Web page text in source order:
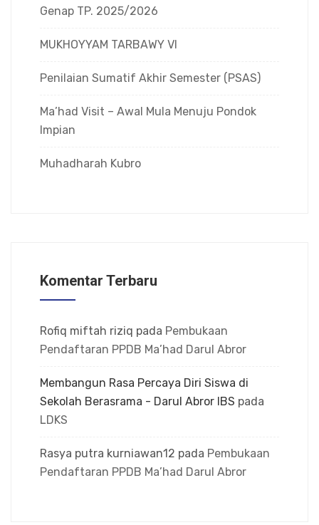
Genap TP. 2025/2026
MUKHOYYAM TARBAWY VI
Penilaian Sumatif Akhir Semester (PSAS)
Ma’had Visit – Awal Mula Menuju Pondok
Impian
Muhadharah Kubro
Komentar Terbaru
Rofiq miftah riziq pada Pembukaan
Pendaftaran PPDB Ma’had Darul Abror
Membangun Rasa Percaya Diri Siswa di
Sekolah Berasrama - Darul Abror IBS pada
LDKS
Rasya putra kurniawan12 pada Pembukaan
Pendaftaran PPDB Ma’had Darul Abror